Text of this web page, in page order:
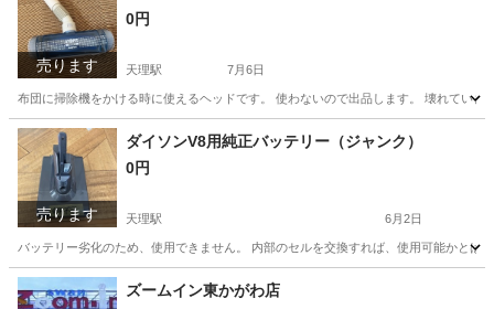
売ります
0円
天理駅 7月6日
布団に掃除機をかける時に使えるヘッドです。 使わないので出品します。 壊れてい
奈良 天理市 天理駅 生活家電
売ります
ダイソンV8用純正バッテリー（ジャンク）
0円
天理駅 6月2日
バッテリー劣化のため、使用できません。 内部のセルを交換すれば、使用可能かと
奈良 天理市 天理駅 生活家電 ダイソン
ズームイン東かがわ店